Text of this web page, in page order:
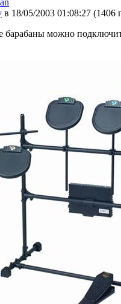
в 18/05/2003 01:08:27 (1406
барабаны можно